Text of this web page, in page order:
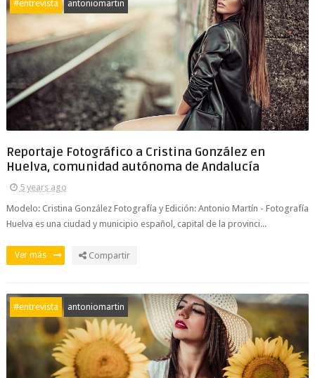
#entrevista antoniomartin
Reportaje Fotográfico a Cristina González en
Huelva, comunidad autónoma de Andalucía
5 years ago
Modelo: Cristina González Fotografía y Edición: Antonio Martín - Fotografía
Huelva es una ciudad y municipio español, capital de la provinci...
Ver más Compartir
#entrevista antoniomartin